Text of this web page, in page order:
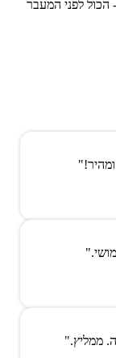
- הכול לפני המעבר
ממליץ."